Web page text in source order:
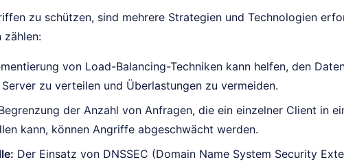
zu schützen, sind mehrere Strategien und Technologien
zählen:
von Load-Balancing-Techniken kann helfen, den
zu verteilen und Überlastungen zu vermeiden.
der Anzahl von Anfragen, die ein einzelner Client in
kann, können Angriffe abgeschwächt werden.
Der Einsatz von DNSSEC (Domain Name System Security